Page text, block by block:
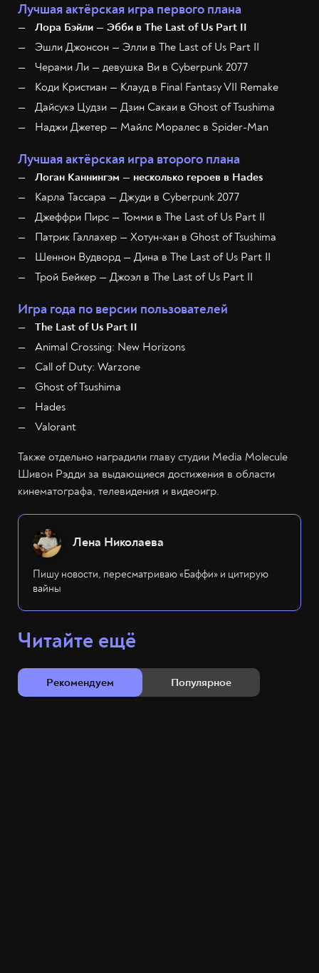
Лучшая актёрская игра первого плана
Лора Бэйли — Эбби в The Last of Us Part II
Эшли Джонсон — Элли в The Last of Us Part II
Черами Ли — девушка Ви в Cyberpunk 2077
Коди Кристиан — Клауд в Final Fantasy VII Remake
Дайсукэ Цудзи — Дзин Сакаи в Ghost of Tsushima
Наджи Джетер — Майлс Моралес в Spider-Man
Лучшая актёрская игра второго плана
Логан Каннингэм — несколько героев в Hades
Карла Тассара — Джуди в Cyberpunk 2077
Джеффри Пирс — Томми в The Last of Us Part II
Патрик Галлахер — Хотун-хан в Ghost of Tsushima
Шеннон Вудворд — Дина в The Last of Us Part II
Трой Бейкер — Джоэл в The Last of Us Part II
Игра года по версии пользователей
The Last of Us Part II
Animal Crossing: New Horizons
Call of Duty: Warzone
Ghost of Tsushima
Hades
Valorant
Также отдельно наградили главу студии Media Molecule
Шивон Рэдди за выдающиеся достижения в области
кинематографа, телевидения и видеоигр.
Лена Николаева
Пишу новости, пересматриваю «Баффи» и цитирую
вайны
Читайте ещё
Рекомендуем Популярное